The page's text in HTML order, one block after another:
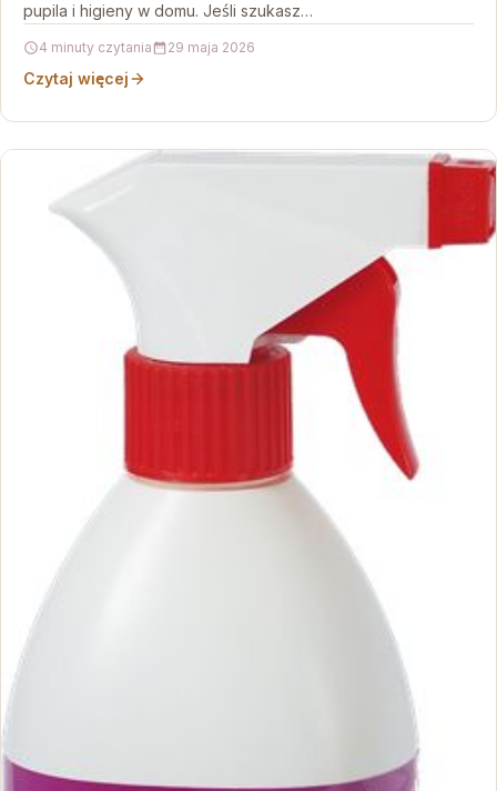
pupila i higieny w domu. Jeśli szukasz…
4 minuty czytania 29 maja 2026
Czytaj więcej